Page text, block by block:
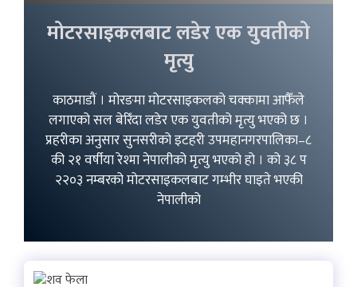
मोटरसाइकलबाट लडेर एक युवतीको
मृत्यु
काठमाडौं । मोरङमा मोटरसाइकलको चक्कामा आफैँले
लगाएको सल बेरिँदा लडेर एक युवतीको मृत्यु भएको छ ।
प्रहरीका अनुसार सुनसरीको इटहरी उपमहानगरपालिका–८
की २१ वर्षीया रेश्मा नेपालीको मृत्यु भएको हो । को ३८ प
२२०३ नम्बरको मोटरसाइकलबाट गम्भीर घाइते भएकी
नेपालीको